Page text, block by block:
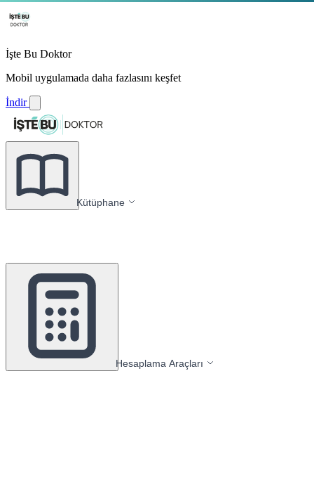
İşte Bu Doktor
Mobil uygulamada daha fazlasını keşfet
İndir
Kütüphane
Hesaplama Araçları